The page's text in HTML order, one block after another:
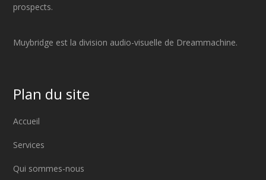
prospects.
Muybridge est la division audio-visuelle de Dreammachine.
Plan du site
Accueil
Services
Qui sommes-nous